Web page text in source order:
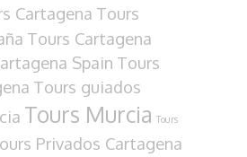
Cartagena Tours
Tours Cartagena
Spain Tours
Tours guiados
Tours Murcia Tours
Privados Cartagena